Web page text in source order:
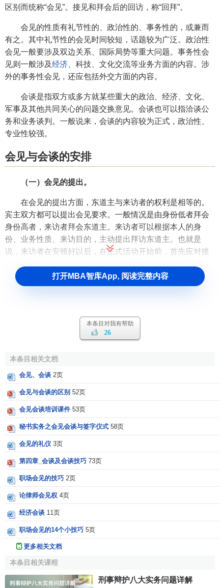
区别而统称“会见”。接见和拜会后的回访，称“回拜”。
会见的性质有礼节性的、政治性的、事务性的，或兼而
有之。其中礼节性的会见时间较短，话题较为广泛。政治性
会见一般要涉及双边关系、国际局势等重大问题。事务性会
见则一般涉及经济 、科技、文化交流等业务方面的内容。涉
外的事务性会见，还应包括外交方面的内容。
会谈是指双方或多方就某些重大的政治、经济、文化、
军事及其他共同关心的问题交换意见。会谈也可以指洽谈公
务和业务谈判。一般说来，会谈的内容较为正式，政治性、
专业性较强。
会见与会谈的安排
（一）会见的提出。
在会见的提出方面，东道主与来访者的权利是相等的。
宾主双方都可以提出会见要求。一般情况是由身份低者拜会
身份高者，来访者拜会东道主。来访者可以根据本人的身
份、业务性质、来访目的，主动提出拜访东道主。也就是
说，来访者在安顿好以后，在正式活动开始前，首先应对接
拜访。这次拜访可以视为对主人在来访者抵达时所给予的热
情欢迎的一种回礼（接待国内宾客时，如果没有安排相应的
（二）会见的时间与内容。
一次会见，最好由本单位领导人亲自主持。首次会晤的内容
多半为一般性的寒暄。如介绍自己本单位的情况或谈一谈来
时间的日程安排，并征询他们的意见。在会晤中可以讨论其
他的问题。不过应当注意，第一次会见的时间通常很短，一
般为30分钟左右。
（三）会见与会谈的场所。
接待来访的客人时，
座。会见应该在专门为此目的而设置的地方进行或小型会议
室里进行。高级领导人之间的会见与会谈，通常安排在重要
建筑物的宽敞的会客厅（室）内进行，亦有在宾客下榻的
馆的会客室内进行。如是涉外宾客，会谈桌上应放置两国国
旗，桌上应放置座位卡，使用中、外文字书写时要注意主方
会者对号入座。会谈场地正门口，还要安排人员迎送客人。
人多时需安装好扩音设备，调试好，确保会议使用。
打开MBA智库App, 阅读完整内容
本条目对我有帮助
26
本条目相关文档
会见、会谈 2页
会见与会谈的区别 52页
会见会谈培训课件 53页
秘书实务之会见会谈与签字仪式 58页
会见的礼仪 3页
第四章_会谈及会谈技巧 73页
职场会见的技巧 2页
论律师会见权 4页
经济会谈 11页
职场会见的14个小技巧 5页
更多相关文档
本条目相关课程
刑事辩护八大实务问题详解